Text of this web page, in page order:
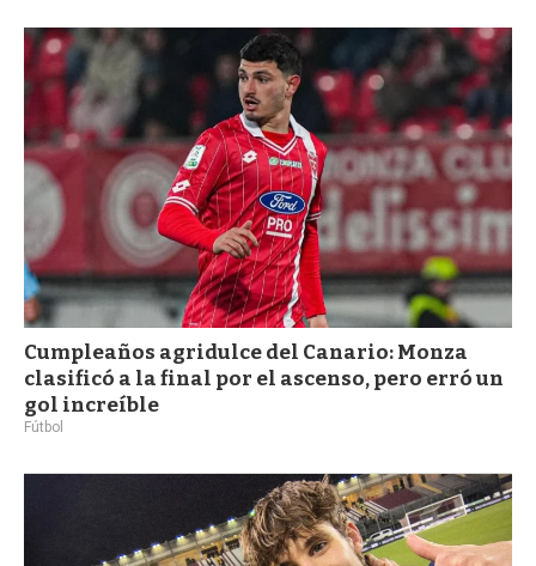
Cumpleaños agridulce del Canario: Monza
clasificó a la final por el ascenso, pero erró un
gol increíble
Fútbol